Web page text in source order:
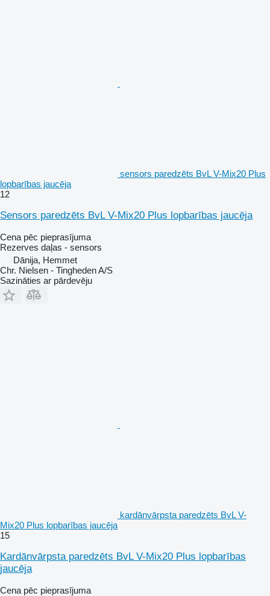
sensors paredzēts BvL V-Mix20 Plus
lopbarības jaucēja
12
Sensors paredzēts BvL V-Mix20 Plus lopbarības jaucēja
Cena pēc pieprasījuma
Rezerves daļas - sensors
Dānija, Hemmet
Chr. Nielsen - Tingheden A/S
Sazināties ar pārdevēju
kardānvārpsta paredzēts BvL V-
Mix20 Plus lopbarības jaucēja
15
Kardānvārpsta paredzēts BvL V-Mix20 Plus lopbarības
jaucēja
Cena pēc pieprasījuma